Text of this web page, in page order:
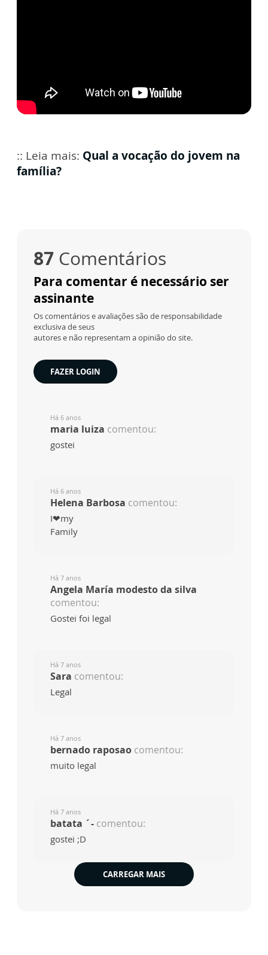
:: Leia mais: Qual a vocação do jovem na
família?
87 Comentários
Para comentar é necessário ser
assinante
Os comentários e avaliações são de responsabilidade
exclusiva de seus
autores e não representam a opinião do site.
FAZER LOGIN
Há 6 anos
maria luiza comentou:
gostei
Há 6 anos
Helena Barbosa comentou:
I❤my
Family
Há 7 anos
Angela María modesto da silva
comentou:
Gostei foi legal
Há 7 anos
Sara comentou:
Legal
Há 7 anos
bernado raposao comentou:
muito legal
Há 7 anos
batata ´- comentou:
gostei ;D
CARREGAR MAIS